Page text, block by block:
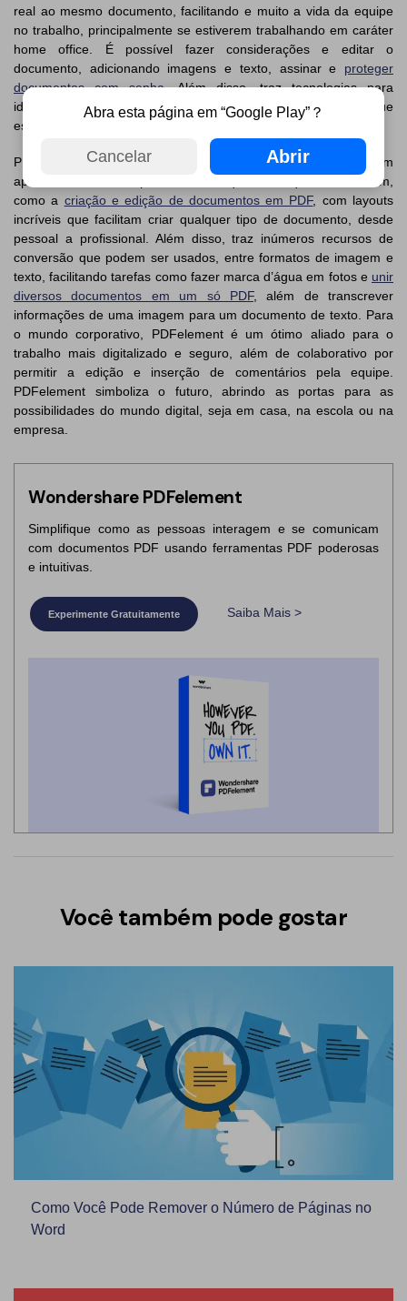
real ao mesmo documento, facilitando e muito a vida da equipe
no trabalho, principalmente se estiverem trabalhando em caráter
home office. É possível fazer considerações e editar o
documento, adicionando imagens e texto, assinar e proteger
documentos com senha. Além disso, traz tecnologias para
identificar caracteres em imagens, transcrevendo textos que
estão em fotos, por exemplo.
PDFelement é o verdadeiro aliado das pessoas que querem
aproveitar todas as possibilidades que os arquivos oferecem,
como a criação e edição de documentos em PDF, com layouts
incríveis que facilitam criar qualquer tipo de documento, desde
pessoal a profissional. Além disso, traz inúmeros recursos de
conversão que podem ser usados, entre formatos de imagem e
texto, facilitando tarefas como fazer marca d’água em fotos e unir
diversos documentos em um só PDF, além de transcrever
informações de uma imagem para um documento de texto. Para
o mundo corporativo, PDFelement é um ótimo aliado para o
trabalho mais digitalizado e seguro, além de colaborativo por
permitir a edição e inserção de comentários pela equipe.
PDFelement simboliza o futuro, abrindo as portas para as
possibilidades do mundo digital, seja em casa, na escola ou na
empresa.
Wondershare PDFelement
Simplifique como as pessoas interagem e se comunicam
com documentos PDF usando ferramentas PDF poderosas
e intuitivas.
Experimente Gratuitamente Saiba Mais >
Você também pode gostar
Como Você Pode Remover o Número de Páginas no
Word
Abra esta página em “Google Play”？
Cancelar Abrir